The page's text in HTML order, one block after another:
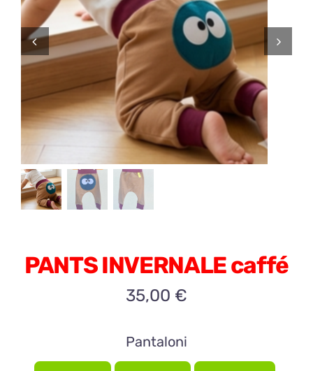
Blog
Eventi
Spedizioni
PANTS INVERNALE caffé
35,00 €
Pantaloni